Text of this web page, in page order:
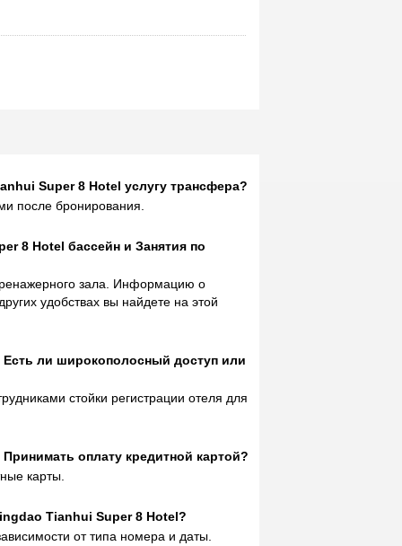
Super 8 Hotel услугу трансфера?
после бронирования.
8 Hotel бассейн и Занятия по
зала. Информацию о
удобствах вы найдете на этой
ли широкополосный доступ или
стойки регистрации отеля для
оплату кредитной картой?
карты.
Tianhui Super 8 Hotel?
от типа номера и даты.